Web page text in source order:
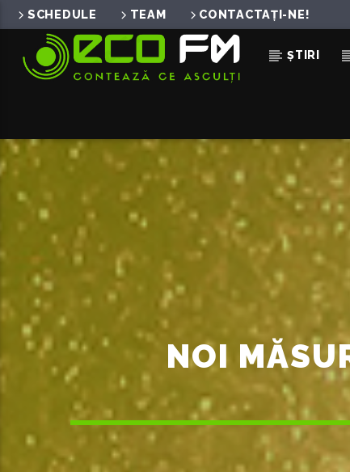
SCHEDULE TEAM CONTACTAȚI-NE!
ȘTIRI
ACUM ÎN DIRECT
HYPNOTIZED
OLIVER KOLETZKI FEAT. FRAN
NOI